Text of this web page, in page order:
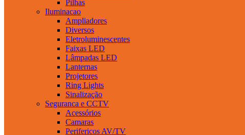
Pilhas
Iluminacao
Ampliadores
Diversos
Eletroluminescentes
Faixas LED
Lâmpadas LED
Lanternas
Projetores
Ring Lights
Sinalização
Seguranca e CCTV
Acessórios
Camaras
Perifericos AV/TV